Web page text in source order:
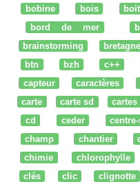
bobine
bois
bord de mer
brainstorming
bretagne
btn
bzh c++
capteur
caractères
carte
carte sd cartes
cd
ceder
champ
chantier
chimie
chlorophylle
clés
clic clignotte